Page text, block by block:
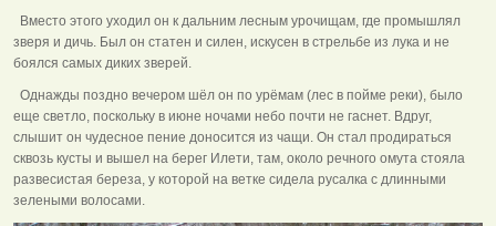
Вместо этого уходил он к дальним лесным урочищам, где промышлял
зверя и дичь. Был он статен и силен, искусен в стрельбе из лука и не
боялся самых диких зверей.
Однажды поздно вечером шёл он по урёмам (лес в пойме реки), было
еще светло, поскольку в июне ночами небо почти не гаснет. Вдруг,
слышит он чудесное пение доносится из чащи. Он стал продираться
сквозь кусты и вышел на берег Илети, там, около речного омута стояла
развесистая береза, у которой на ветке сидела русалка с длинными
зелеными волосами.